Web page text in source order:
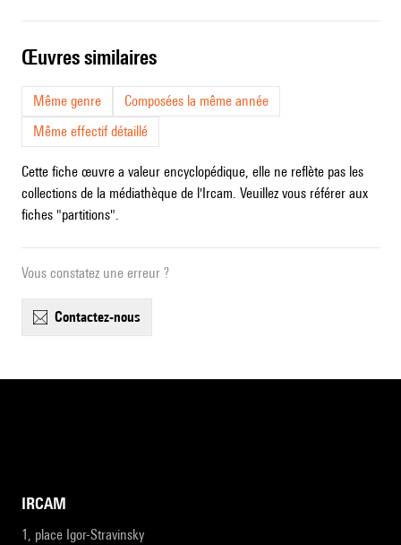
œuvres similaires
Même genre
Composées la même année
Même effectif détaillé
Cette fiche œuvre a valeur encyclopédique, elle ne reflète pas les
collections de la médiathèque de l'Ircam. Veuillez vous référer aux
fiches "partitions".
Vous constatez une erreur ?
contactez-nous
IRCAM
1, place Igor-Stravinsky